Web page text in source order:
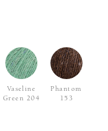
Vaseline
Green 204
Phantom
153